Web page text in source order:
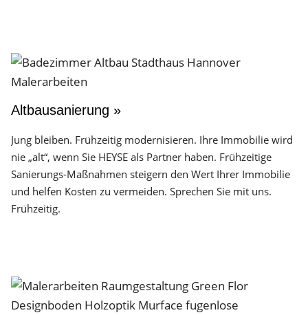
Altbausanierung »
Jung bleiben. Frühzeitig modernisieren. Ihre Immobilie wird
nie „alt“, wenn Sie HEYSE als Partner haben. Frühzeitige
Sanierungs-Maßnahmen steigern den Wert Ihrer Immobilie
und helfen Kosten zu vermeiden. Sprechen Sie mit uns.
Frühzeitig.